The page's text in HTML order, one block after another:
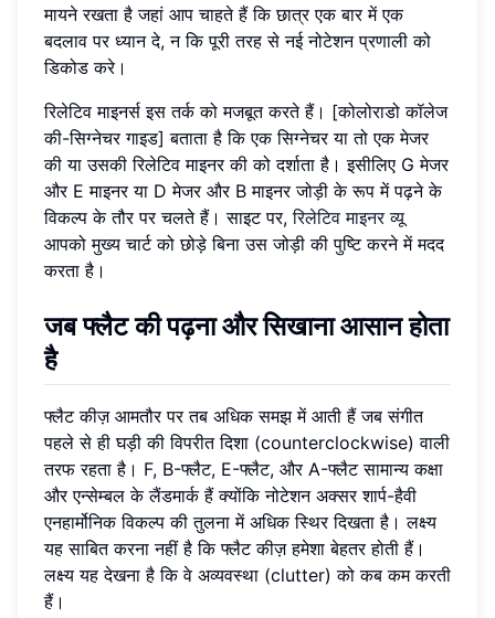
मायने रखता है जहां आप चाहते हैं कि छात्र एक बार में एक
बदलाव पर ध्यान दे, न कि पूरी तरह से नई नोटेशन प्रणाली को
डिकोड करे।
रिलेटिव माइनर्स इस तर्क को मजबूत करते हैं। [कोलोराडो कॉलेज
की-सिग्नेचर गाइड] बताता है कि एक सिग्नेचर या तो एक मेजर
की या उसकी रिलेटिव माइनर की को दर्शाता है। इसीलिए G मेजर
और E माइनर या D मेजर और B माइनर जोड़ी के रूप में पढ़ने के
विकल्प के तौर पर चलते हैं। साइट पर,रिलेटिव माइनर व्यू
आपको मुख्य चार्ट को छोड़े बिना उस जोड़ी की पुष्टि करने में मदद
करता है।
जब फ्लैट की पढ़ना और सिखाना आसान होता
है
फ्लैट कीज़ आमतौर पर तब अधिक समझ में आती हैं जब संगीत
पहले से ही घड़ी की विपरीत दिशा (counterclockwise) वाली
तरफ रहता है। F, B-फ्लैट, E-फ्लैट, और A-फ्लैट सामान्य कक्षा
और एन्सेम्बल के लैंडमार्क हैं क्योंकि नोटेशन अक्सर शार्प-हैवी
एनहार्मोनिक विकल्प की तुलना में अधिक स्थिर दिखता है। लक्ष्य
यह साबित करना नहीं है कि फ्लैट कीज़ हमेशा बेहतर होती हैं।
लक्ष्य यह देखना है कि वे अव्यवस्था (clutter) को कब कम करती
हैं।